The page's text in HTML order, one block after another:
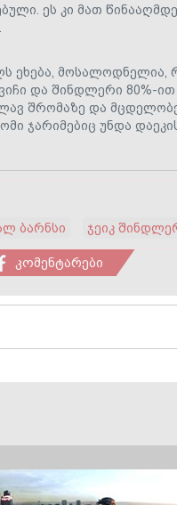
ეს კი მათ
ეხება, მოსალოდნელია,
და შინდლერი 80%-
შრომაზე და
ჯარიმებიც უნდა
ბარნსი ჯეიკ
კომენტარები